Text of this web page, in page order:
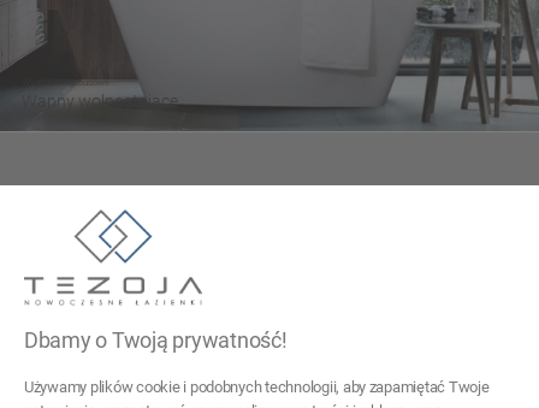
Wygodne i luksusowe
Wanny wolnostojące
03-017 Warszawa
tezoja@gmail.com
Dbamy o Twoją prywatność!
Używamy plików cookie i podobnych technologii, aby zapamiętać Twoje